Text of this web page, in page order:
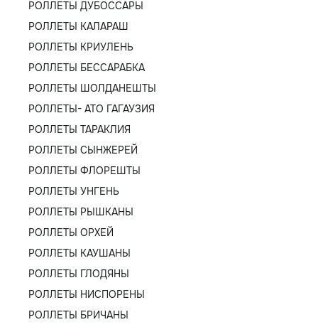
РОЛЛЕТЫ ДУБОССАРЫ
РОЛЛЕТЫ КАЛАРАШ
РОЛЛЕТЫ КРИУЛЕНЬ
РОЛЛЕТЫ БЕССАРАБКА
РОЛЛЕТЫ ШОЛДАНЕШТЫ
РОЛЛЕТЫ- АТО ГАГАУЗИЯ
РОЛЛЕТЫ ТАРАКЛИЯ
РОЛЛЕТЫ СЫНЖЕРЕЙ
РОЛЛЕТЫ ФЛОРЕШТЫ
РОЛЛЕТЫ УНГЕНЬ
РОЛЛЕТЫ РЫШКАНЫ
РОЛЛЕТЫ ОРХЕЙ
РОЛЛЕТЫ КАУШАНЫ
РОЛЛЕТЫ ГЛОДЯНЫ
РОЛЛЕТЫ НИСПОРЕНЫ
РОЛЛЕТЫ БРИЧАНЫ